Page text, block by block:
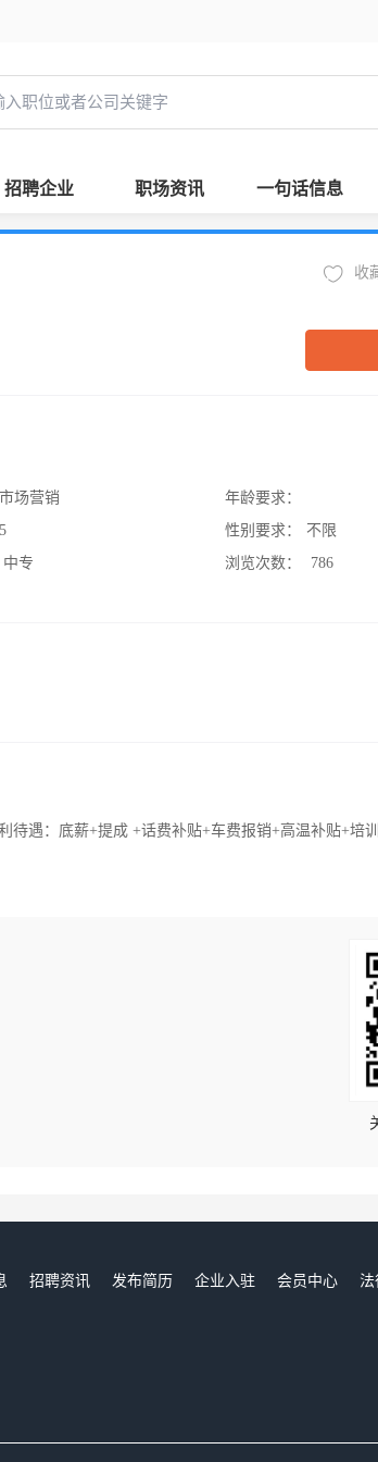
招聘企业 职场资讯 一句话信息
收
市场营销
5
中专
年龄要求：
性别要求：
不限
浏览次数：
786
待遇：底薪+提成 +话费补贴+车费报销+高温补贴+培
招聘资讯 发布简历 企业入驻 会员中心
法